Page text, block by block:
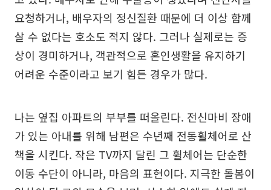
요청하거나, 배우자의 정신질환 때문에 더 이상 함께
살 수 없다는 호소도 적지 않다. 그러나 실제로는 증
상이 경미하거나, 객관적으로 혼인생활을 유지하기
어려운 수준이라고 보기 힘든 경우가 많다.
나는 옆집 아파트의 부부를 떠올린다. 전신마비 장애
가 있는 아내를 위해 남편은 수년째 전동휠체어로 산
책을 시킨다. 작은 TV까지 달린 그 휠체어는 단순한
이동 수단이 아니라, 마음의 표현이다. 지극한 돌봄이